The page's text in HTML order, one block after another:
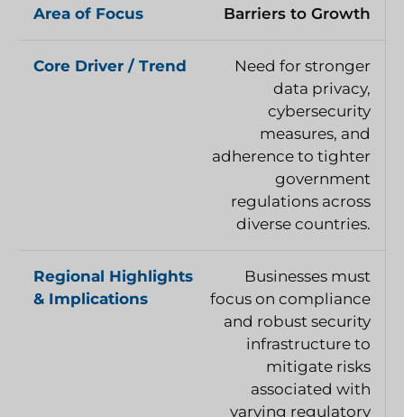
Barriers to Growth
Need for stronger
data privacy,
cybersecurity
measures, and
adherence to tighter
government
regulations across
diverse countries.
Businesses must
focus on compliance
and robust security
infrastructure to
mitigate risks
associated with
varying regulatory